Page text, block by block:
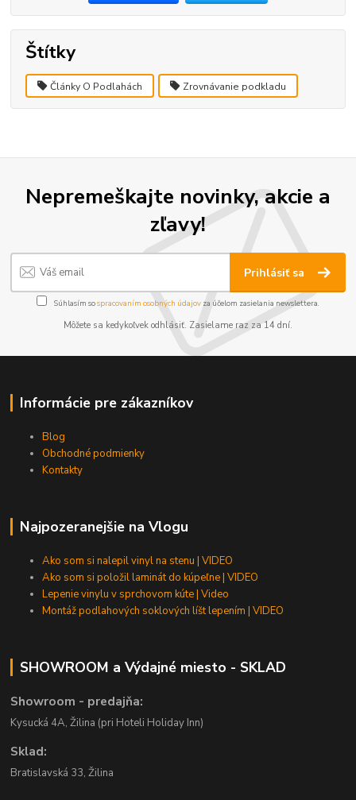
Štítky
Články O Podlahách Zrovnávanie podkladu
Nepremeškajte novinky, akcie a
zľavy!
Prihlásiť sa
Súhlasím sospracovaním osobných údajov za účelom zasielania newslettera.
Môžete sa kedykoľvek odhlásiť. Zasielame raz za 14 dní.
Informácie pre zákazníkov
Blog
Obchodné podmienky
Kontakty
Najpozeranejšie na Vlogu
Ako som si nalepil vinyl na stenu | VIDEO
Ako som si položil laminát do kúpeľne | VIDEO
Lepenie vinylu v sprchovom kúte | Video
Montáž podlahových soklových líšt lepením | VIDEO
SHOWROOM a Výdajné miesto - SKLAD
Showroom - predajňa:
Kysucká 4A, Žilina (pri Hoteli Holiday Inn)
Sklad:
Bratislavská 33, Žilina